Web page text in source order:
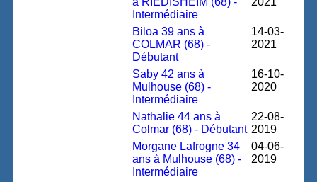
Intermédiaire
Biloa 39 ans à
COLMAR (68) -
Débutant
14-03-
2021
Saby 42 ans à
Mulhouse (68) -
Intermédiaire
16-10-
2020
Nathalie 44 ans à
Colmar (68) - Débutant
22-08-
2019
Morgane Lafrogne 34
ans à Mulhouse (68) -
Intermédiaire
04-06-
2019